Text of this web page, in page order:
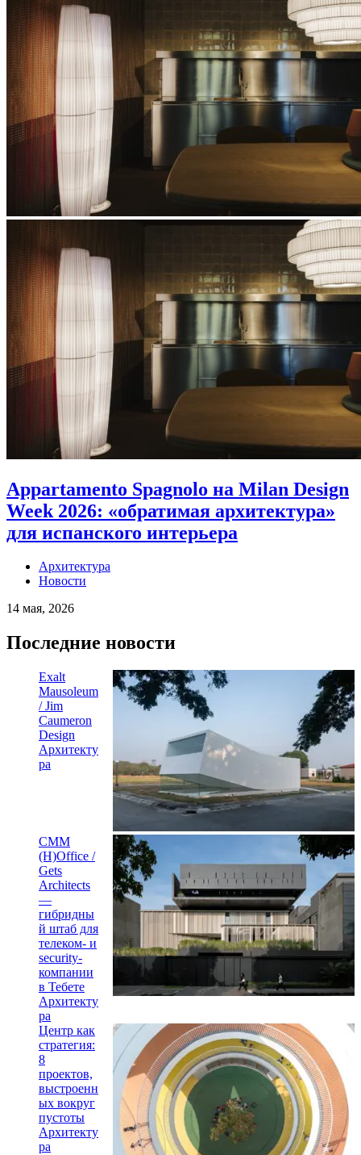
Appartamento Spagnolo на Milan Design
Week 2026: «обратимая архитектура»
для испанского интерьера
Архитектура
Новости
14 мая, 2026
Последние новости
Exalt
Mausoleum
/ Jim
Caumeron
Design
Архитекту
ра
CMM
(H)Office /
Gets
Architects
—
гибридны
й штаб для
телеком- и
security-
компании
в Тебете
Архитекту
ра
Центр как
стратегия:
8
проектов,
выстроенн
ых вокруг
пустоты
Архитекту
ра